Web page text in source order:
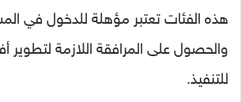
هذه الفئات تعتبر مؤهلة للدخول في
والحصول على المرافقة اللازمة لتطوير
للتنفيذ.